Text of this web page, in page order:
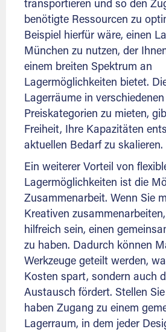
transportieren und so den
benötigte Ressourcen zu
Beispiel hierfür wäre, einen
München zu nutzen, der
einem breiten Spektrum an
Lagermöglichkeiten bietet.
Lagerräume in
Preiskategorien zu mieten,
Freiheit, Ihre Kapazitäten
aktuellen Bedarf zu skalieren.
Ein weiterer Vorteil von
Lagermöglichkeiten ist die
Zusammenarbeit. Wenn Sie
Kreativen
hilfreich sein, einen
zu haben. Dadurch können
Werkzeuge geteilt werden,
Kosten spart, sondern auch
Austausch fördert. Stellen
haben Zugang zu einem
Lagerraum, in dem jeder